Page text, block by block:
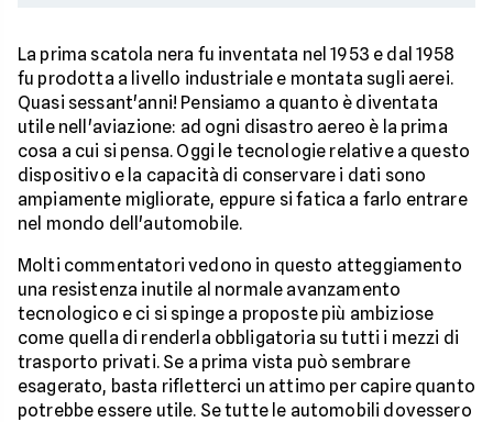
La prima scatola nera fu inventata nel 1953 e dal 1958
fu prodotta a livello industriale e montata sugli aerei.
Quasi sessant'anni! Pensiamo a quanto è diventata
utile nell'aviazione: ad ogni disastro aereo è la prima
cosa a cui si pensa. Oggi le tecnologie relative a questo
dispositivo e la capacità di conservare i dati sono
ampiamente migliorate, eppure si fatica a farlo entrare
nel mondo dell'automobile.
Molti commentatori vedono in questo atteggiamento
una resistenza inutile al normale avanzamento
tecnologico e ci si spinge a proposte più ambiziose
come quella di renderla obbligatoria su tutti i mezzi di
trasporto privati. Se a prima vista può sembrare
esagerato, basta rifletterci un attimo per capire quanto
potrebbe essere utile. Se tutte le automobili dovessero